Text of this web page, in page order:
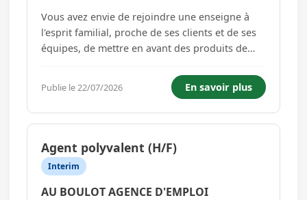
Vous avez envie de rejoindre une enseigne à
l'esprit familial, proche de ses clients et de ses
équipes, de mettre en avant des produits de
restaurant Tommy's Diner de Labège (31), sur le
thème américain des années 50, recherche un
commis de cuisine...
Publie le 22/07/2026 En savoir plus
Agent polyvalent (H/F)
Interim
AU BOULOT AGENCE D'EMPLOI